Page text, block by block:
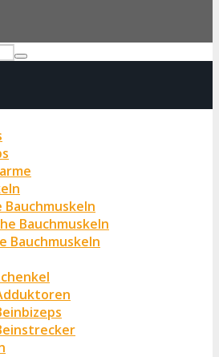
Bauchmuskeln
Bauchmuskeln
Bauchmuskeln